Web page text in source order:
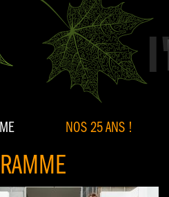
NOS 25 ANS !